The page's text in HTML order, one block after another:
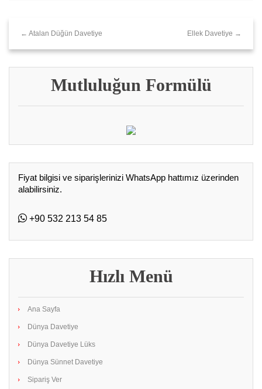
← Atalan Düğün Davetiye Ellek Davetiye →
Mutluluğun Formülü
Fiyat bilgisi ve siparişlerinizi WhatsApp hattımız üzerinden
alabilirsiniz.
+90 532 213 54 85
Hızlı Menü
Ana Sayfa
Dünya Davetiye
Dünya Davetiye Lüks
Dünya Sünnet Davetiye
Sipariş Ver